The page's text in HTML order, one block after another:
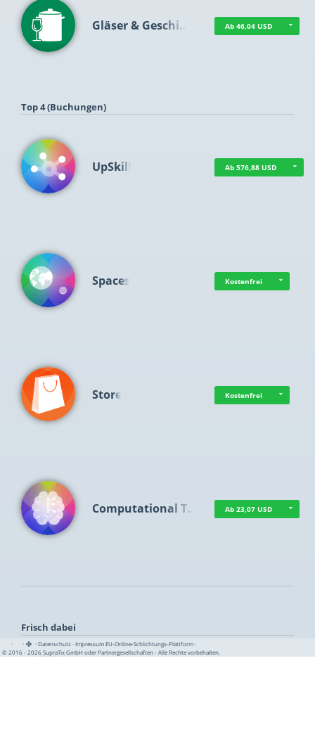
Gläser & Geschi… Ab 46,04 USD
Top 4 (Buchungen)
UpSkill Ab 576,88 USD
Spaces Kostenfrei
Store Kostenfrei
Computational T… Ab 23,07 USD
Frisch dabei
· · ·Datenschutz·Impressum EU-Online-Schlichtungs-Plattform·
© 2016 - 2026 SupraTix GmbH oder Partnergesellschaften - Alle Rechte vorbehalten.